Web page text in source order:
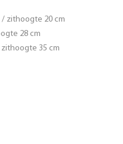
zithoogte 20 cm
28 cm
35 cm